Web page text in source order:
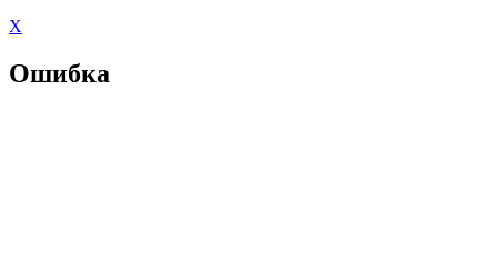
X
Ошибка